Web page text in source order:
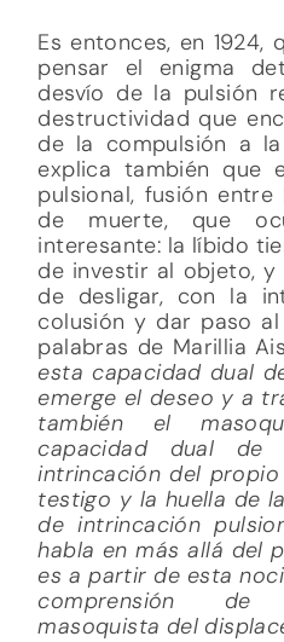
Es entonces, en 1924,
pensar el enigma
desvío de la pulsión
destructividad que
de la compulsión a
explica también que
pulsional, fusión
de muerte, que
interesante: la líbido
de investir al objeto,
de desligar, con la
colusión y dar paso
palabras de Marillia
esta capacidad dual
emerge el deseo y a
también el
capacidad dual de
intrincación del
testigo y la huella de
de intrincación
habla en más allá del
es a partir de esta
comprensión de
masoquista del